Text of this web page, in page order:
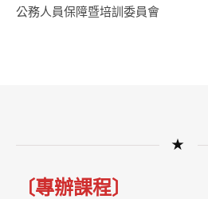
公務人員保障暨培訓委員會
★
〔專辦課程〕